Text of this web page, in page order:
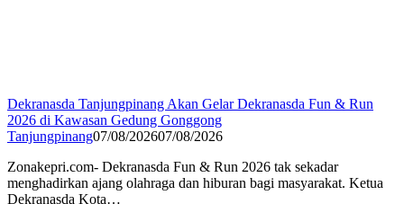
Dekranasda Tanjungpinang Akan Gelar Dekranasda Fun & Run
2026 di Kawasan Gedung Gonggong
Tanjungpinang07/08/202607/08/2026
Zonakepri.com- Dekranasda Fun & Run 2026 tak sekadar
menghadirkan ajang olahraga dan hiburan bagi masyarakat. Ketua
Dekranasda Kota…